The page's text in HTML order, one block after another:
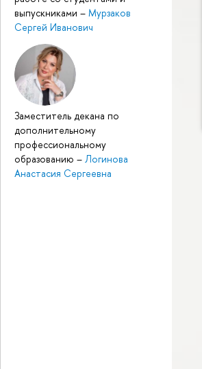
выпускниками – Мурзаков
Сергей Иванович
Заместитель декана по
дополнительному
профессиональному
образованию – Логинова
Анастасия Сергеевна